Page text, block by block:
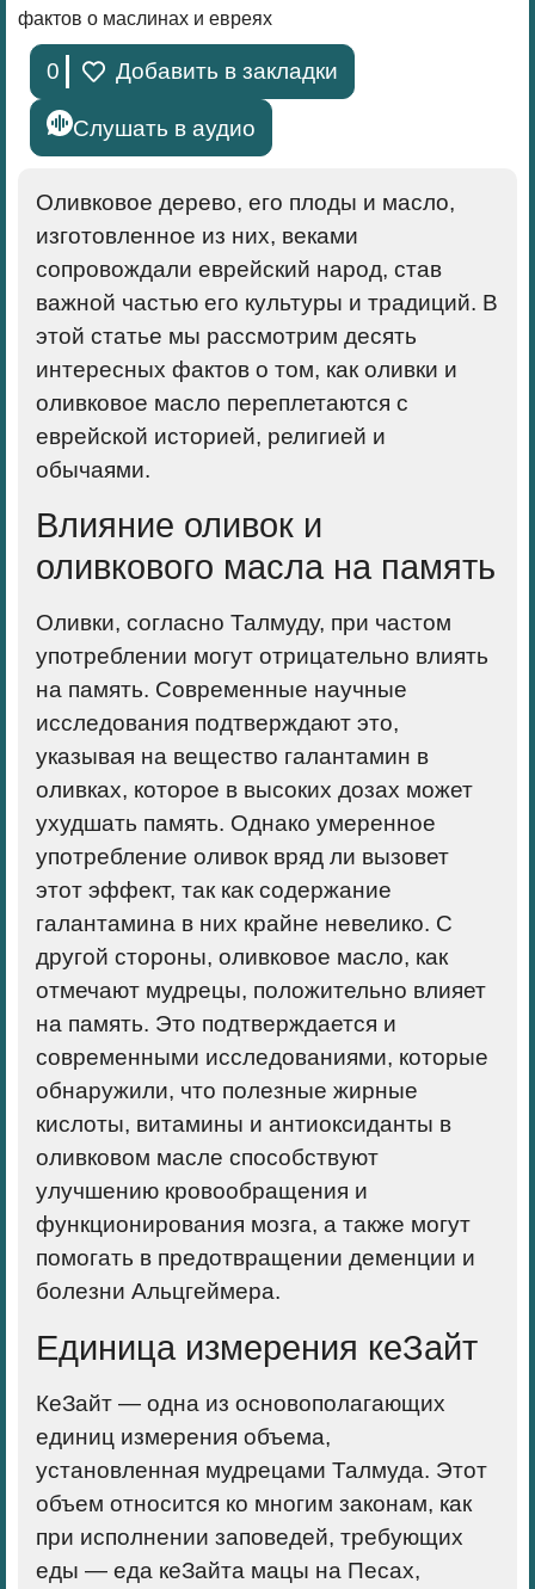
фактов о маслинах и евреях
0 Добавить в закладки
Слушать в аудио
Оливковое дерево, его плоды и масло,
изготовленное из них, веками
сопровождали еврейский народ, став
важной частью его культуры и традиций. В
этой статье мы рассмотрим десять
интересных фактов о том, как оливки и
оливковое масло переплетаются с
еврейской историей, религией и
обычаями.
Влияние оливок и
оливкового масла на память
Оливки, согласно Талмуду, при частом
употреблении могут отрицательно влиять
на память. Современные научные
исследования подтверждают это,
указывая на вещество галантамин в
оливках, которое в высоких дозах может
ухудшать память. Однако умеренное
употребление оливок вряд ли вызовет
этот эффект, так как содержание
галантамина в них крайне невелико. С
другой стороны, оливковое масло, как
отмечают мудрецы, положительно влияет
на память. Это подтверждается и
современными исследованиями, которые
обнаружили, что полезные жирные
кислоты, витамины и антиоксиданты в
оливковом масле способствуют
улучшению кровообращения и
функционирования мозга, а также могут
помогать в предотвращении деменции и
болезни Альцгеймера.
Единица измерения кеЗайт
КеЗайт — одна из основополагающих
единиц измерения объема,
установленная мудрецами Талмуда. Этот
объем относится ко многим законам, как
при исполнении заповедей, требующих
еды — еда кеЗайта мацы на Песах,